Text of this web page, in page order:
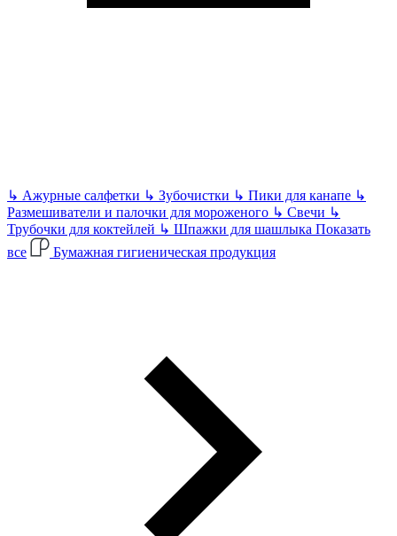
↳ Ажурные салфетки ↳ Зубочистки ↳ Пики для канапе ↳
Размешиватели и палочки для мороженого ↳ Свечи ↳
Трубочки для коктейлей ↳ Шпажки для шашлыка Показать
все
Бумажная гигиеническая продукция